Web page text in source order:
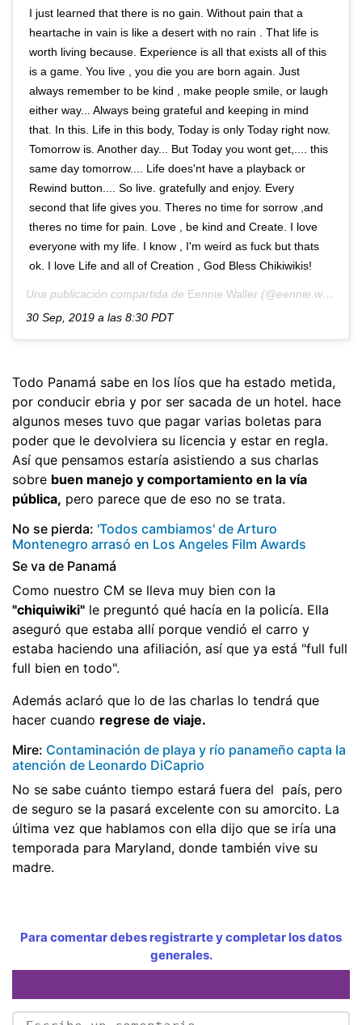
I just learned that there is no gain. Without pain that a
heartache in vain is like a desert with no rain . That life is
worth living because. Experience is all that exists all of this
is a game. You live , you die you are born again. Just
always remember to be kind , make people smile, or laugh
either way... Always being grateful and keeping in mind
that. In this. Life in this body, Today is only Today right now.
Tomorrow is. Another day... But Today you wont get,.... this
same day tomorrow.... Life does'nt have a playback or
Rewind button.... So live. gratefully and enjoy. Every
second that life gives you. Theres no time for sorrow ,and
theres no time for pain. Love , be kind and Create. I love
everyone with my life. I know , I'm weird as fuck but thats
ok. I love Life and all of Creation , God Bless Chikiwikis!
Una publicación compartida de Eennie Waller (@eennie.waller) el
30 Sep, 2019 a las 8:30 PDT
Todo Panamá sabe en los líos que ha estado metida,
por conducir ebria y por ser sacada de un hotel. hace
algunos meses tuvo que pagar varias boletas para
poder que le devolviera su licencia y estar en regla.
Así que pensamos estaría asistiendo a sus charlas
sobre buen manejo y comportamiento en la vía
pública, pero parece que de eso no se trata.
No se pierda: 'Todos cambiamos' de Arturo
Montenegro arrasó en Los Angeles Film Awards
Se va de Panamá
Como nuestro CM se lleva muy bien con la
"chiquiwiki" le preguntó qué hacía en la policía. Ella
aseguró que estaba allí porque vendió el carro y
estaba haciendo una afiliación, así que ya está "full full
full bien en todo".
Además aclaró que lo de las charlas lo tendrá que
hacer cuando regrese de viaje.
Mire: Contaminación de playa y río panameño capta la
atención de Leonardo DiCaprio
No se sabe cuánto tiempo estará fuera del país, pero
de seguro se la pasará excelente con su amorcito. La
última vez que hablamos con ella dijo que se iría una
temporada para Maryland, donde también vive su
madre.
Para comentar debes registrarte y completar los datos
generales.